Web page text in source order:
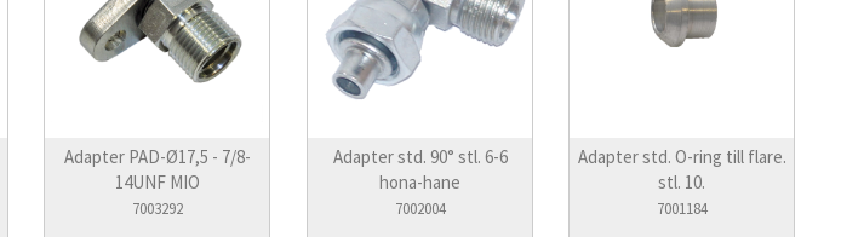
Adapter PAD-Ø17,5 - 7/8-
14UNF MIO
7003292
Adapter std. 90° stl. 6-6
hona-hane
7002004
Adapter std. O-ring till flare.
stl. 10.
7001184